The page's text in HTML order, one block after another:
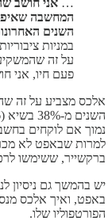
השנים
במניות
על זה
פעם חיו, אני
אלכס מצביע על זה
נמוך אם לוקחים
למרות שבאפט לא מכר
ברקשייר, ששימשו
יש בהמשך גם ניסיון
באפט, ואיך אלכס
הפורטפוליו שלו.